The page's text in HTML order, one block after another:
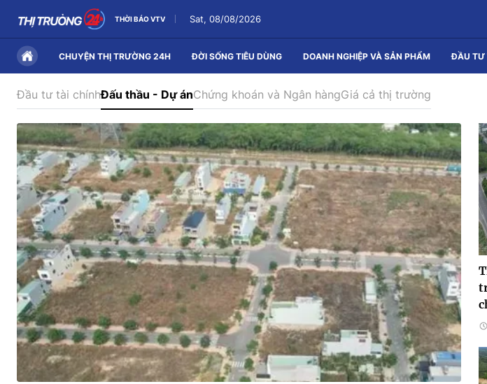
THỜI BÁO VTV Sat, 08/08/2026
CHUYỆN THỊ TRƯỜNG 24H ĐỜI SỐNG TIÊU DÙNG DOANH NGHIỆP VÀ SẢN PHẨM ĐẦU TƯ
Đầu tư tài chínhĐấu thầu - Dự ánChứng khoán và Ngân hàngGiá cả thị trường